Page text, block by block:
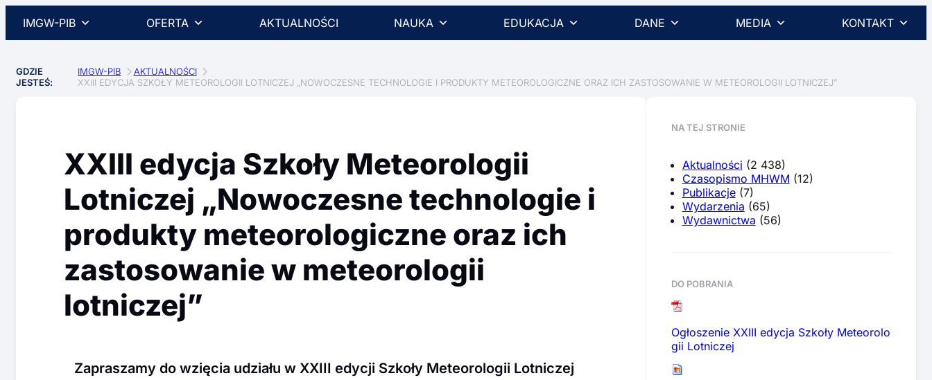
IMGW-PIB OFERTA AKTUALNOŚCI NAUKA EDUKACJA DANE MEDIA KONTAKT
GDZIE
JESTEŚ:
IMGW-PIB
AKTUALNOŚCI
XXIII EDYCJA SZKOŁY METEOROLOGII LOTNICZEJ „NOWOCZESNE TECHNOLOGIE I PRODUKTY METEOROLOGICZNE ORAZ ICH ZASTOSOWANIE W METEOROLOGII LOTNICZEJ”
XXIII edycja Szkoły Meteorologii
Lotniczej „Nowoczesne technologie i
produkty meteorologiczne oraz ich
zastosowanie w meteorologii
lotniczej”
Zapraszamy do wzięcia udziału w XXIII edycji Szkoły Meteorologii Lotniczej
NA TEJ STRONIE
Aktualności (2 438)
Czasopismo MHWM (12)
Publikacje(7)
Wydarzenia (65)
Wydawnictwa (56)
DO POBRANIA
Ogłoszenie XXIII edycja Szkoły Meteorolo
gii Lotniczej